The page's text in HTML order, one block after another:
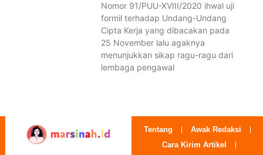
Nomor 91/PUU-XVIII/2020 ihwal uji
formil terhadap Undang-Undang
Cipta Kerja yang dibacakan pada
25 November lalu agaknya
menunjukkan sikap ragu-ragu dari
lembaga pengawal
Tentang
Awak Redaksi
Cara Kirim Artikel